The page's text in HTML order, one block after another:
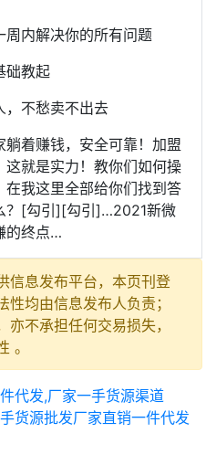
周内解决你的所有问题
础教起
，不愁卖不出去
着赚钱，安全可靠！加盟
就是实力！教你们如何操
我这里全部给你们找到答
？[勾引][勾引]…2021新微
的终点…
信息发布平台，本页刊登
均由信息发布人负责；
不承担任何交易损失，
。
代发,厂家一手货源渠道
货源批发厂家直销一件代发